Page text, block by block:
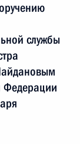
службы
Федерации